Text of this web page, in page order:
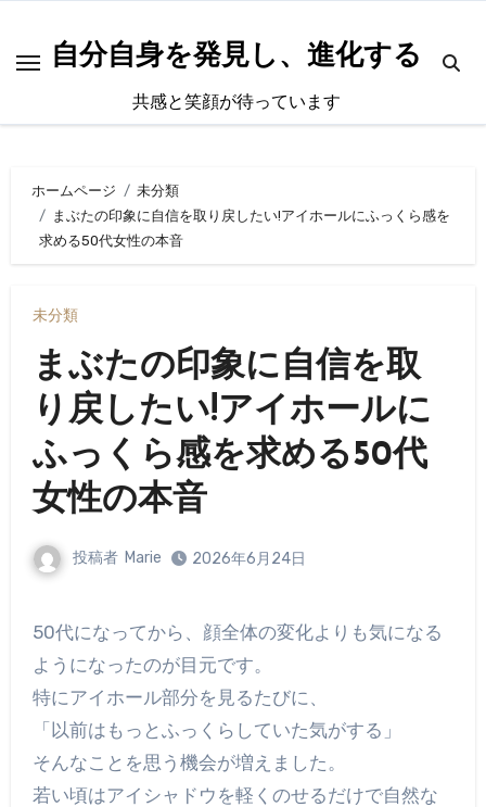
自分自身を発見し、進化する
共感と笑顔が待っています
ホームページ
未分類
まぶたの印象に自信を取り戻したい!アイホールにふっくら感を
求める50代女性の本音
未分類
まぶたの印象に自信を取
り戻したい!アイホールに
ふっくら感を求める50代
女性の本音
投稿者 Marie 2026年6月24日
50代になってから、顔全体の変化よりも気になる
ようになったのが目元です。
特にアイホール部分を見るたびに、
「以前はもっとふっくらしていた気がする」
そんなことを思う機会が増えました。
若い頃はアイシャドウを軽くのせるだけで自然な